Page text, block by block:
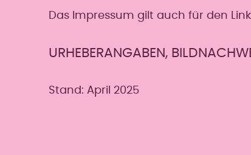
Das Impressum gilt auch für den
URHEBERANGABEN,
Stand: April 2025